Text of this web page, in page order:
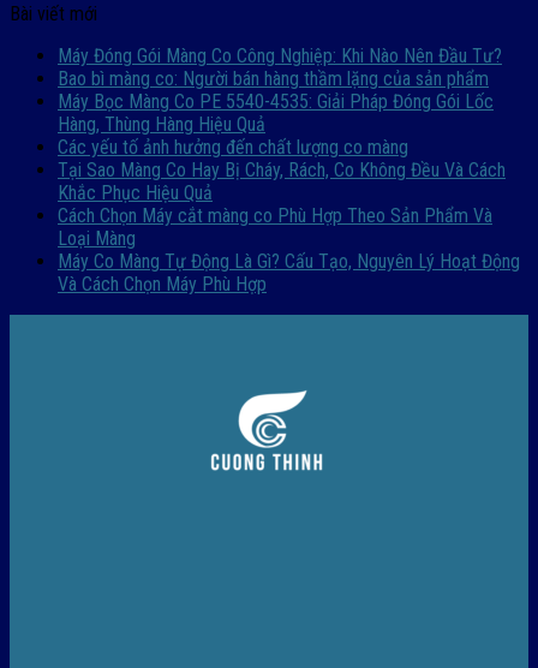
Bài viết mới
Máy Đóng Gói Màng Co Công Nghiệp: Khi Nào Nên Đầu Tư?
Bao bì màng co: Người bán hàng thầm lặng của sản phẩm
Máy Bọc Màng Co PE 5540-4535: Giải Pháp Đóng Gói Lốc
Hàng, Thùng Hàng Hiệu Quả
Các yếu tố ảnh hưởng đến chất lượng co màng
Tại Sao Màng Co Hay Bị Cháy, Rách, Co Không Đều Và Cách
Khắc Phục Hiệu Quả
Cách Chọn Máy cắt màng co Phù Hợp Theo Sản Phẩm Và
Loại Màng
Máy Co Màng Tự Động Là Gì? Cấu Tạo, Nguyên Lý Hoạt Động
Và Cách Chọn Máy Phù Hợp